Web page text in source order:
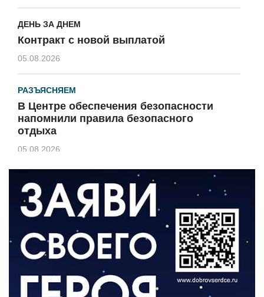
ДЕНЬ ЗА ДНЕМ
Контракт с новой выплатой
05.08.2026
РАЗЪЯСНЯЕМ
В Центре обеспечения безопасности
напомнили правила безопасного
отдыха
05.08.2026
КУЛЬТУРА
Афиша Зеленоградска
04.08.2026
РАЗЪЯСНЯЕМ
Борьба с борщевиком продолжается
04.08.2026